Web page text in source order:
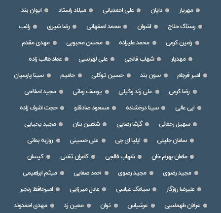
مهریار دایان علی احمدیانی میلاد راستاد
ایوان بند
رستاک حلاج
اشوان محمد اصفهانی رضا شیری
راغب
رامین کرمی
محمد علیزاده محسن محبوبی
مهدی مقدم
مهدیار
شهاب فالجی علی لهراسبی
عماد طالب زاده
امیر فرجام
سون بند حسین توکلی حامیم
سینا پارسیان
رضا کرمی
علی زند وکیلی یوسف زمانی
مجید اصلاحی
ابی عالی
سینا درخشنده مسعود صادقلو
حجت اشرف زاده
سهیل رحمانی
گرشا رضایی شاهین بنان
مجید یحیایی
سامان جلیلی
ایلیا ای جی علی حسینی
روزبه بمانی
ماهان بهرام خان
شهاب فالجی کامران تفتی
کیسان
مجید رضوی
مجید رضوی احمد صفایی
میثم ابراهیمی
علیرضا روزگار
سیامک عباسی عادل میرزایی
امیرحافظ رنجبر
عرفان طهماسبی
عرشیاس نوان معین زد
مهدی احمدوند